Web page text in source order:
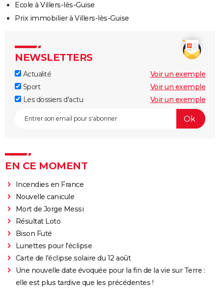
Ecole à Villers-lès-Guise
Prix immobilier à Villers-lès-Guise
NEWSLETTERS
Actualité
Voir un exemple
Sport
Voir un exemple
Les dossiers d'actu
Voir un exemple
EN CE MOMENT
Incendies en France
Nouvelle canicule
Mort de Jorge Messi
Résultat Loto
Bison Futé
Lunettes pour l'éclipse
Carte de l'éclipse solaire du 12 août
Une nouvelle date évoquée pour la fin de la vie sur Terre :
elle est plus tardive que les précédentes !